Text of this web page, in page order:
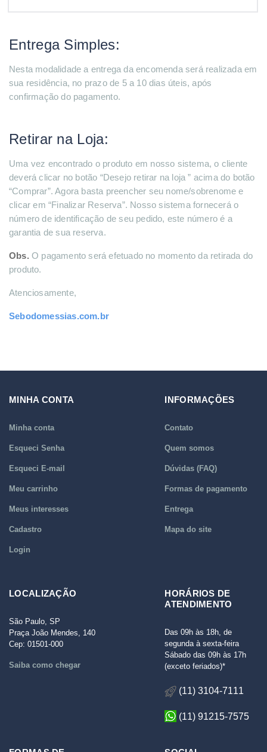
Entrega Simples:
Nesta modalidade a entrega da encomenda será realizada em
sua residência, no prazo de 5 a 10 dias úteis, após
confirmação do pagamento.
Retirar na Loja:
Uma vez encontrado o produto em nosso sistema, o cliente
deverá clicar no botão “Desejo retirar na loja ” acima do botão
“Comprar”. Agora basta preencher seu nome/sobrenome e
clicar em “Finalizar Reserva”. Nosso sistema fornecerá o
número de identificação de seu pedido, este número é a
garantia de sua reserva.
Obs. O pagamento será efetuado no momento da retirada do
produto.
Atenciosamente,
Sebodomessias.com.br
MINHA CONTA
Minha conta
Esqueci Senha
Esqueci E-mail
Meu carrinho
Meus interesses
Cadastro
Login
INFORMAÇÕES
Contato
Quem somos
Dúvidas (FAQ)
Formas de pagamento
Entrega
Mapa do site
LOCALIZAÇÃO
São Paulo, SP
Praça João Mendes, 140
Cep: 01501-000
Saiba como chegar
HORÁRIOS DE
ATENDIMENTO
Das 09h às 18h, de
segunda à sexta-feira
Sábado das 09h às 17h
(exceto feriados)*
(11) 3104-7111
(11) 91215-7575